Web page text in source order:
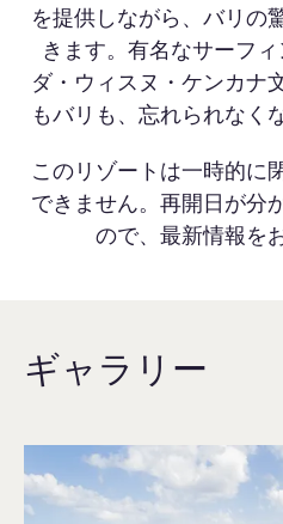
を提供しながら、バリの
きます。有名なサーフ
ダ・ウィスヌ・ケンカナ
もバリも、忘れられなく
このリゾートは一時的に
できません。再開日が分
ので、最新情報を
ギャラリー